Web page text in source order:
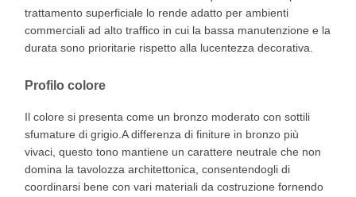
trattamento superficiale lo rende adatto per ambienti
commerciali ad alto traffico in cui la bassa manutenzione e la
durata sono prioritarie rispetto alla lucentezza decorativa.
Profilo colore
Il colore si presenta come un bronzo moderato con sottili
sfumature di grigio.A differenza di finiture in bronzo più
vivaci, questo tono mantiene un carattere neutrale che non
domina la tavolozza architettonica, consentendogli di
coordinarsi bene con vari materiali da costruzione fornendo